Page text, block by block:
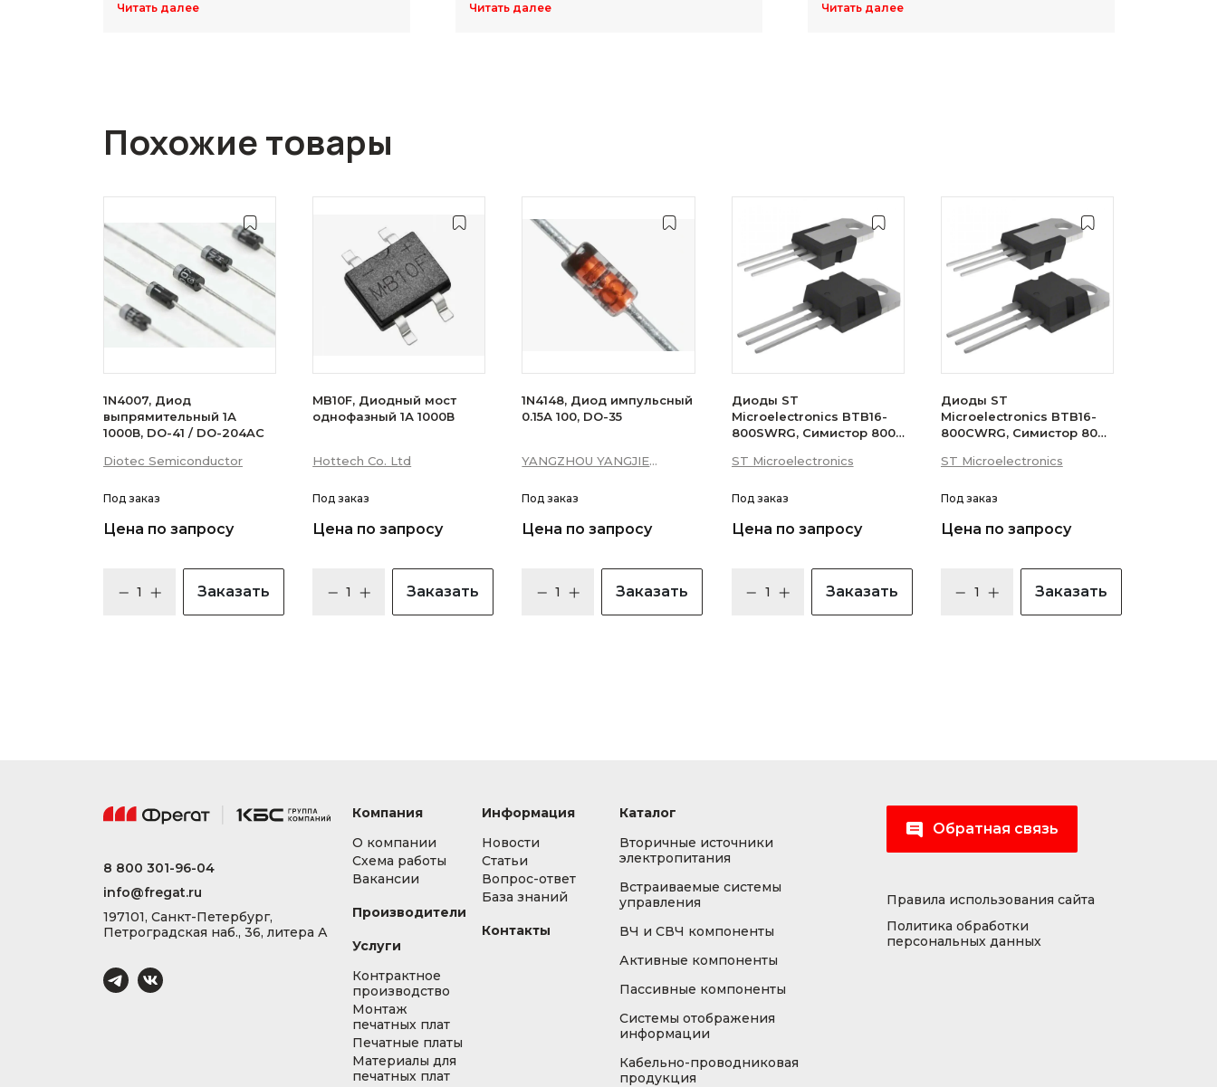
Читать далее
длительного массового производства.
Читать далее Читать далее
Похожие товары
1N4007, Диод
выпрямительный 1А
1000В, DO-41 / DO-204AC
Diotec Semiconductor
Под заказ
Цена по запросу
Заказать
MB10F, Диодный мост
однофазный 1А 1000В
Hottech Co. Ltd
Под заказ
Цена по запросу
Заказать
1N4148, Диод импульсный
0.15А 100, DO-35
YANGZHOU YANGJIE
Под заказ
Цена по запросу
Заказать
Диоды ST
Microelectronics BTB16-
800SWRG, Симистор 800В
уровень)
ST Microelectronics
Под заказ
Цена по запросу
Заказать
Диоды ST
Microelectronics BTB16-
800CWRG, Симистор 800В
(бесснабберный)
ST Microelectronics
Под заказ
Цена по запросу
Заказать
8 800 301-96-04
info@fregat.ru
197101, Санкт-Петербург,
Петроградская наб., 36, литера А
Компания
О компании
Схема работы
Вакансии
Производители
Услуги
Контрактное
производство
Монтаж
печатных плат
Печатные платы
Материалы для
печатных плат
Информация
Новости
Статьи
Вопрос-ответ
База знаний
Контакты
Каталог
Вторичные источники
электропитания
Встраиваемые системы
управления
ВЧ и СВЧ компоненты
Активные компоненты
Пассивные компоненты
Системы отображения
информации
Кабельно-проводниковая
продукция
Обратная связь
Правила использования сайта
Политика обработки
персональных данных